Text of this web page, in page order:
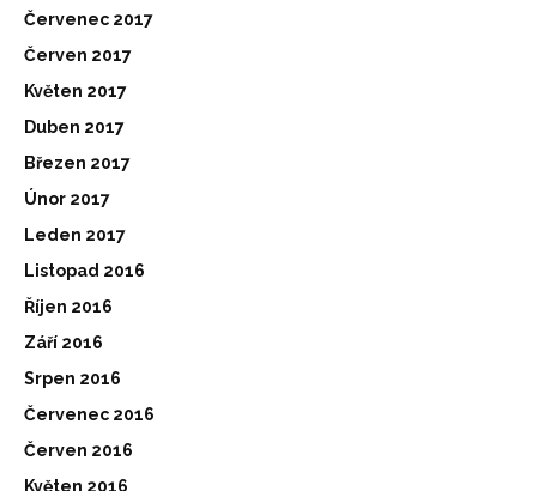
Červenec 2017
Červen 2017
Květen 2017
Duben 2017
Březen 2017
Únor 2017
Leden 2017
Listopad 2016
Říjen 2016
Září 2016
Srpen 2016
Červenec 2016
Červen 2016
Květen 2016